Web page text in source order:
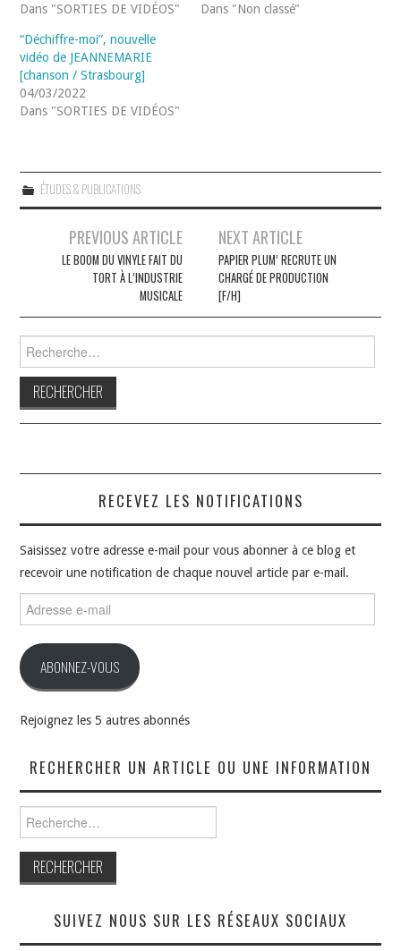
Dans "SORTIES DE VIDÉOS"
Dans "Non classé"
“Déchiffre-moi”, nouvelle
vidéo de JEANNEMARIE
[chanson / Strasbourg]
04/03/2022
Dans "SORTIES DE VIDÉOS"
ÉTUDES & PUBLICATIONS
NavigationPREVIOUS ARTICLE
LE BOOM DU VINYLE FAIT DU
TORT À L’INDUSTRIE
MUSICALE
NEXT ARTICLE
PAPIER PLUM’ RECRUTE UN
CHARGÉ DE PRODUCTION
[F/H]
RECEVEZ LES NOTIFICATIONS
Saisissez votre adresse e-mail pour vous abonner à ce blog et
recevoir une notification de chaque nouvel article par e-mail.
e-
ABONNEZ-VOUS
Rejoignez les 5 autres abonnés
RECHERCHER UN ARTICLE OU UNE INFORMATION
SUIVEZ NOUS SUR LES RÉSEAUX SOCIAUX